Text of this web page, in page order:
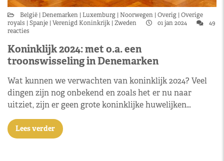
België Denemarken Luxemburg Noorwegen Overig Overige
royals
Spanje Verenigd Koninkrijk Zweden 01 jan 2024
49
reacties
Koninklijk 2024: met o.a. een
troonswisseling in Denemarken
Wat kunnen we verwachten van koninklijk 2024? Veel
dingen zijn nog onbekend en zoals het er nu naar
uitziet, zijn er geen grote koninklijke huwelijken…
Lees verder